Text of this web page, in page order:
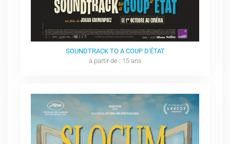
SOUNDTRACK TO A COUP D'ÉTAT
à partir de : 15 ans